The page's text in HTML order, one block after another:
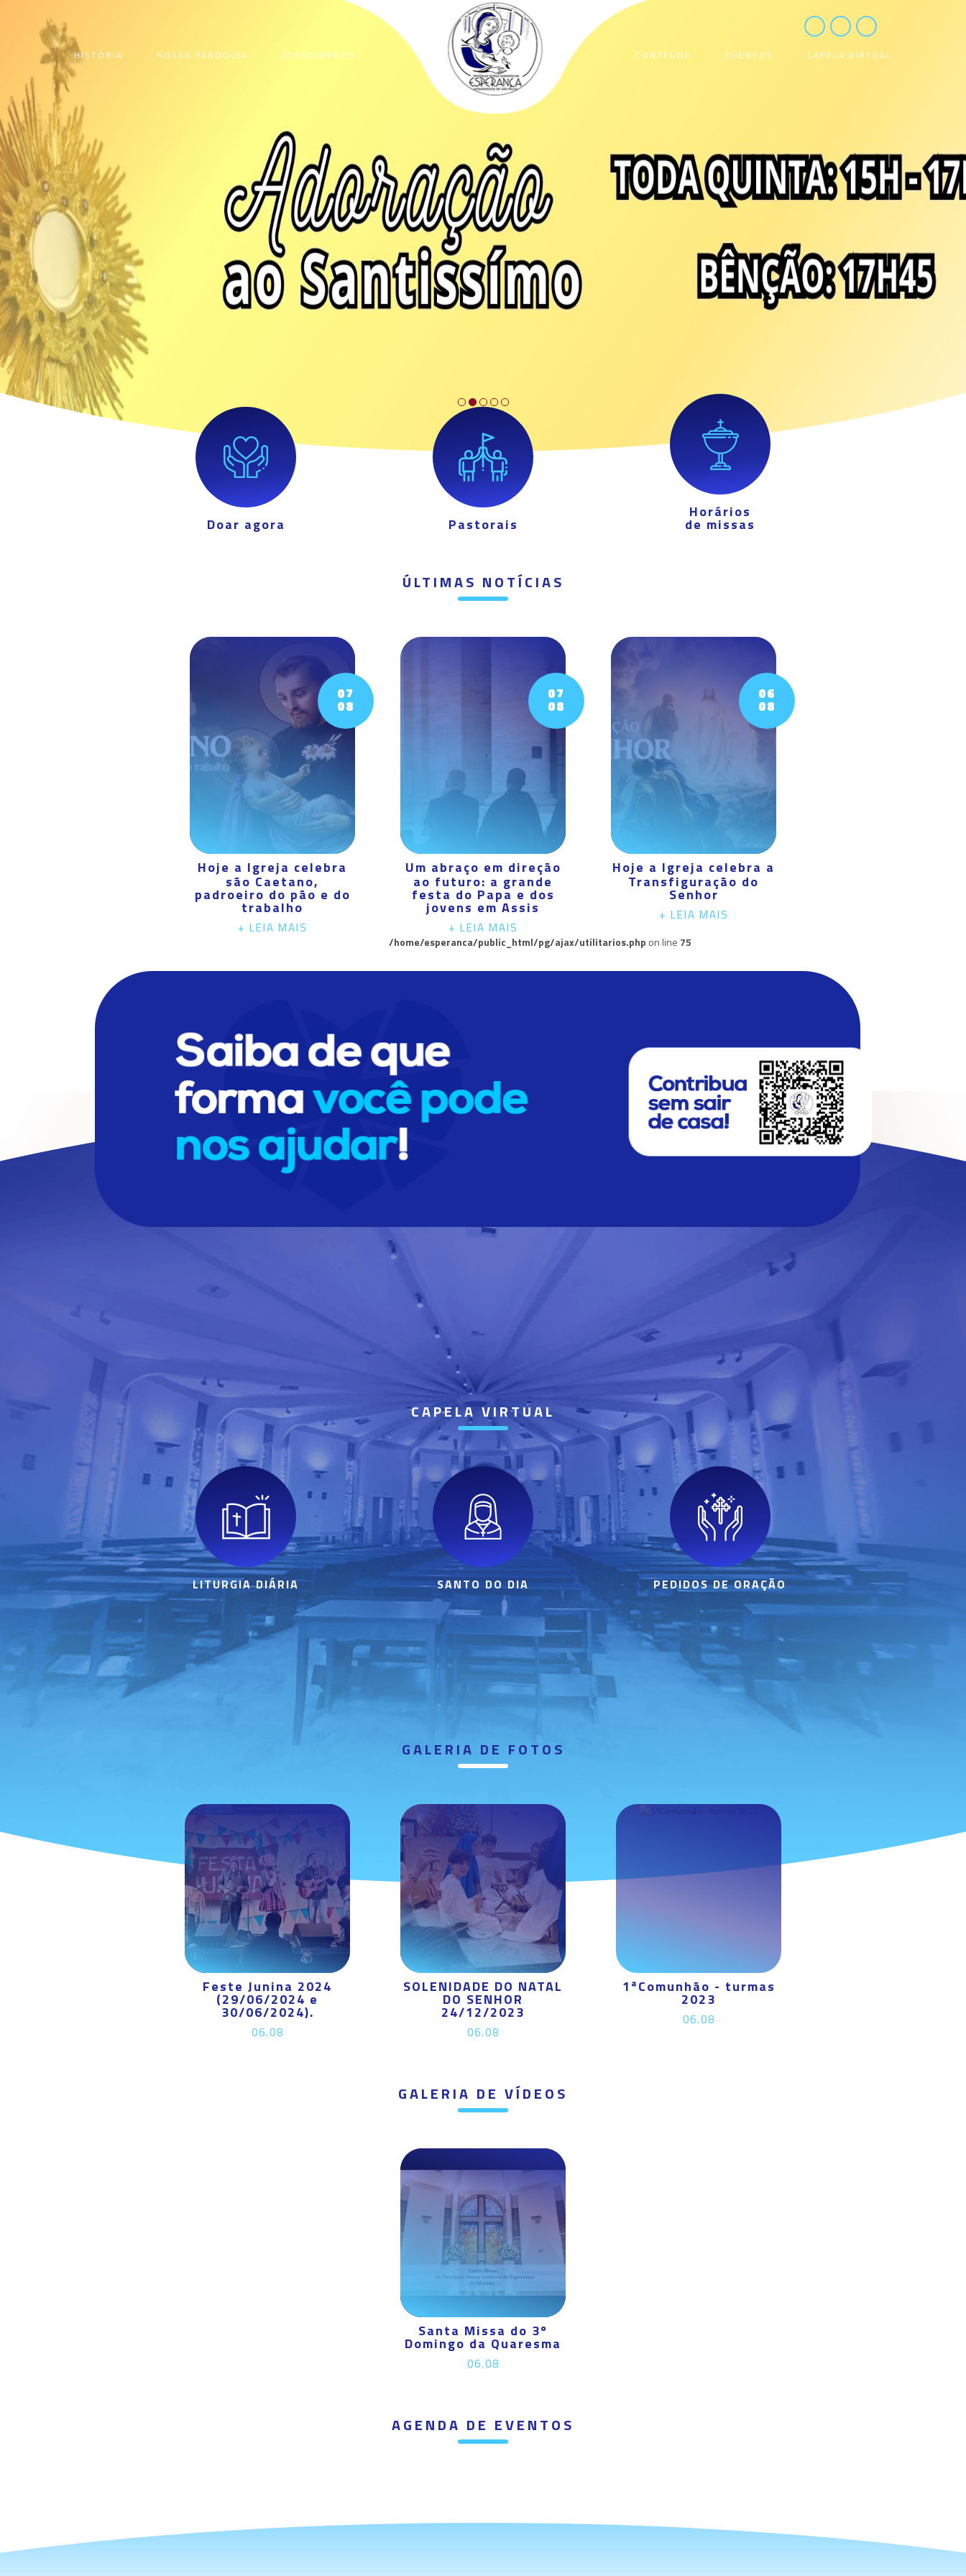
HISTÓRIA NOSSA PARÓQUIA ATENDIMENTO CONTEÚDO EVENTOS CAPELA VIRTUAL
Doar agora Pastorais
Horários
de missas
ÚLTIMAS NOTÍCIAS
07
08
Hoje a Igreja celebra
são Caetano,
padroeiro do pão e do
trabalho
+ LEIA MAIS
07
08
Um abraço em direção
ao futuro: a grande
festa do Papa e dos
jovens em Assis
+ LEIA MAIS
06
08
Hoje a Igreja celebra a
Transfiguração do
Senhor
+ LEIA MAIS
CAPELA VIRTUAL
LITURGIA DIÁRIA SANTO DO DIA PEDIDOS DE ORAÇÃO
GALERIA DE FOTOS
Feste Junina 2024
(29/06/2024 e
30/06/2024).
06.08
SOLENIDADE DO NATAL
DO SENHOR
24/12/2023
06.08
1ªComunhão - turmas
2023
06.08
GALERIA DE VÍDEOS
Santa Missa do 3º
Domingo da Quaresma
06.08
AGENDA DE EVENTOS
/home/esperanca/public_html/pg/ajax/utilitarios.php on line 75